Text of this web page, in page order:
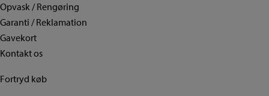
Opvask / Rengøring
Garanti / Reklamation
Gavekort
Kontakt os
Fortryd køb